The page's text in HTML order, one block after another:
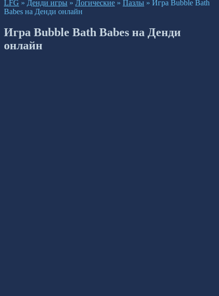
LFG » Денди игры » Логические » Пазлы » Игра Bubble Bath
Babes на Денди онлайн
Игра Bubble Bath Babes на Денди
онлайн